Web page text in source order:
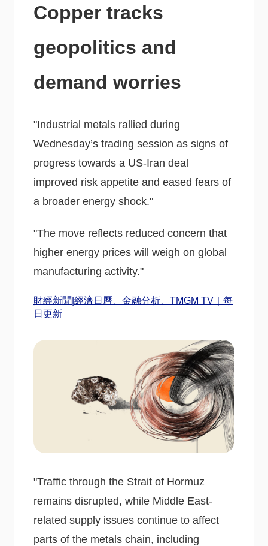
Copper tracks
geopolitics and
demand worries
"Industrial metals rallied during
Wednesday’s trading session as signs of
progress towards a US-Iran deal
improved risk appetite and eased fears of
a broader energy shock."
"The move reflects reduced concern that
higher energy prices will weigh on global
manufacturing activity."
財經新聞|經濟日曆、金融分析、TMGM TV｜每
日更新
"Traffic through the Strait of Hormuz
remains disrupted, while Middle East-
related supply issues continue to affect
parts of the metals chain, including